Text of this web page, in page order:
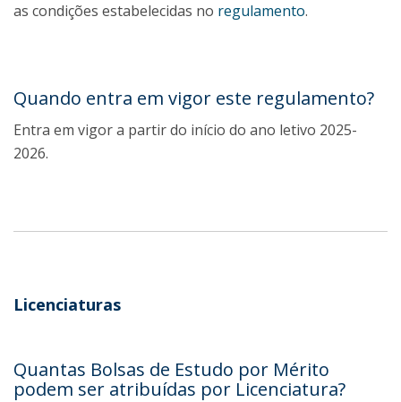
as condições estabelecidas no regulamento.
Quando entra em vigor este regulamento?
Entra em vigor a partir do início do ano letivo 2025-
2026.
Licenciaturas
Quantas Bolsas de Estudo por Mérito
podem ser atribuídas por Licenciatura?